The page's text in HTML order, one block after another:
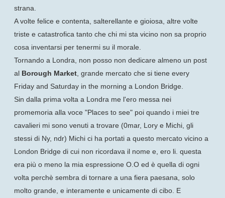
strana.
A volte felice e contenta, salterellante e gioiosa, altre volte
triste e catastrofica tanto che chi mi sta vicino non sa proprio
cosa inventarsi per tenermi su il morale.
Tornando a Londra, non posso non dedicare almeno un post
al Borough Market , grande mercato che si tiene every
Friday and Saturday in the morning a London Bridge.
Sin dalla prima volta a Londra me l'ero messa nei
promemoria alla voce "Places to see" poi quando i miei tre
cavalieri mi sono venuti a trovare (0mar, Lory e Michi, gli
stessi di Ny, ndr) Michi ci ha portati a questo mercato vicino a
London Bridge di cui non ricordava il nome e, ero li. questa
era più o meno la mia espressione O.O ed è quella di ogni
volta perchè sembra di tornare a una fiera paesana, solo
molto grande, e interamente e unicamente di cibo. E